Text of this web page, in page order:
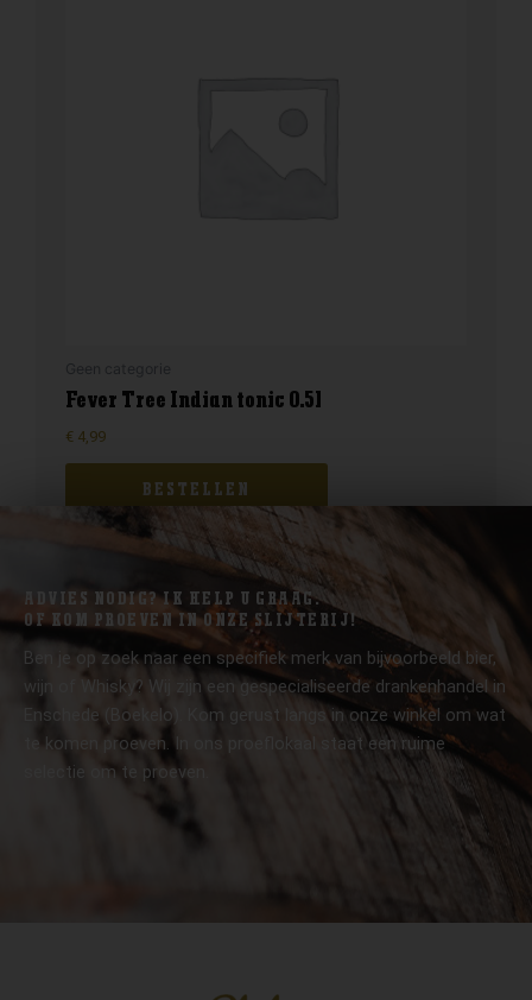
Fever Tree Indian tonic 0.5l
€ 4,99
BESTELLEN
ADVIES NODIG? IK HELP U GRAAG.
OF KOM PROEVEN IN ONZE SLIJTERIJ!
Ben je op zoek naar een specifiek merk van bijvoorbeeld bier,
wijn of Whisky? Wij zijn een gespecialiseerde drankenhandel in
Enschede (Boekelo). Kom gerust langs in onze winkel om wat
te komen proeven. In ons proeflokaal staat een ruime
selectie om te proeven.